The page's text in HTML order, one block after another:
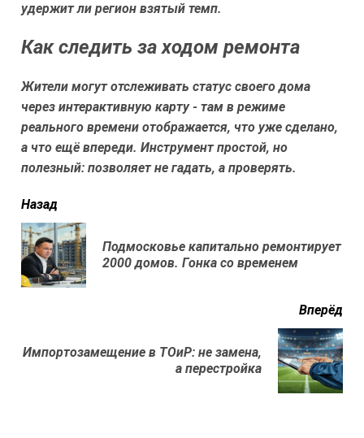
удержит ли регион взятый темп.
Как следить за ходом ремонта
Жители могут отслеживать статус своего дома
через интерактивную карту - там в режиме
реального времени отображается, что уже сделано,
а что ещё впереди. Инструмент простой, но
полезный: позволяет не гадать, а проверять.
читать
еще
Назад
Подмосковье капитально ремонтирует
2000 домов. Гонка со временем
Вперёд
Next
Импортозамещение в ТОиР: не замена,
а перестройка